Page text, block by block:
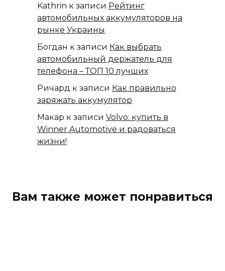
Kathrin к записи Рейтинг
автомобильных аккумуляторов на
рынке Украины
Богдан к записи Как выбрать
автомобильный держатель для
телефона – ТОП 10 лучших
Ричард к записи Как правильно
заряжать аккумулятор
Макар к записи Volvo: купить в
Winner Automotive и радоваться
жизни!
Вам также может понравиться